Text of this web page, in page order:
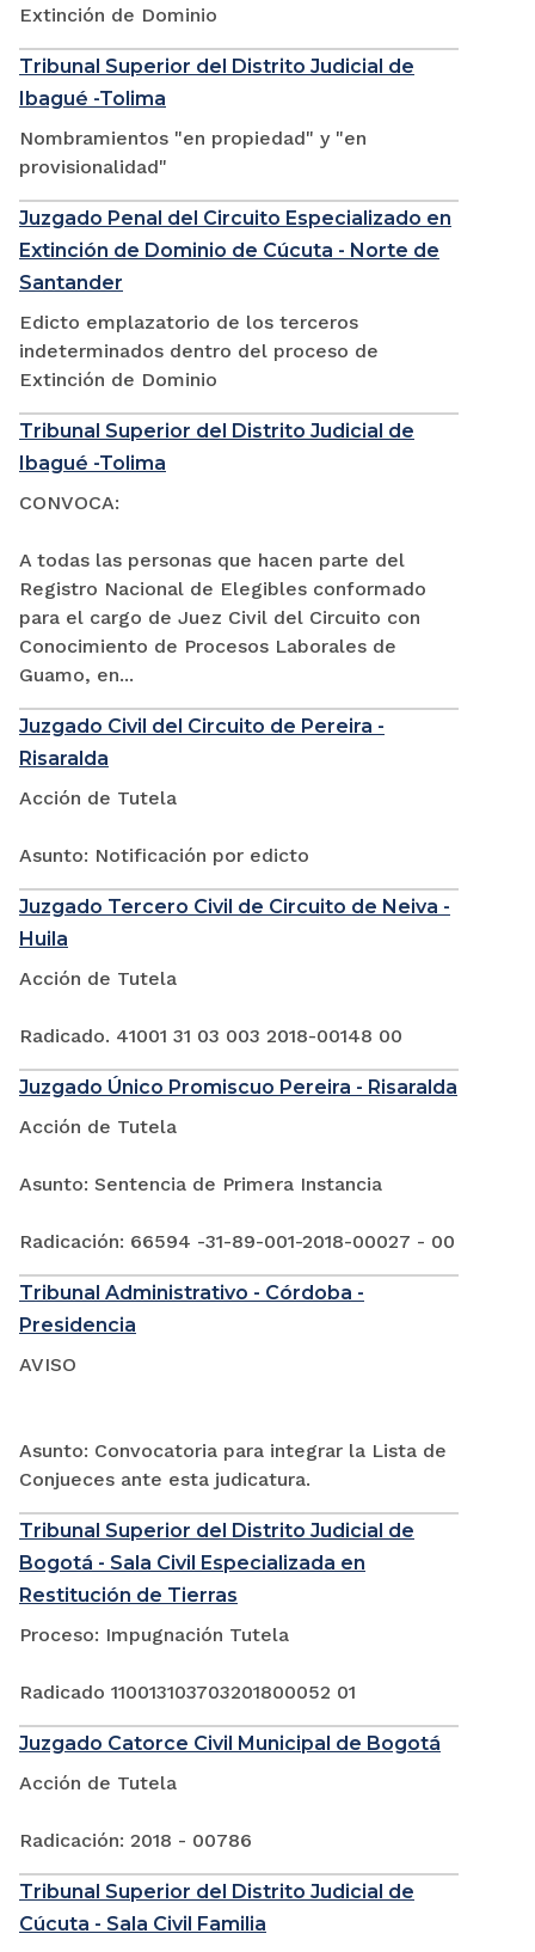
Extinción de Dominio
Tribunal Superior del Distrito Judicial de
Ibagué -Tolima
Nombramientos "en propiedad" y "en
provisionalidad"
Juzgado Penal del Circuito Especializado en
Extinción de Dominio de Cúcuta - Norte de
Santander
Edicto emplazatorio de los terceros
indeterminados dentro del proceso de
Extinción de Dominio
Tribunal Superior del Distrito Judicial de
Ibagué -Tolima
CONVOCA:
A todas las personas que hacen parte del
Registro Nacional de Elegibles conformado
para el cargo de Juez Civil del Circuito con
Conocimiento de Procesos Laborales de
Guamo, en...
Juzgado Civil del Circuito de Pereira -
Risaralda
Acción de Tutela
Asunto: Notificación por edicto
Juzgado Tercero Civil de Circuito de Neiva -
Huila
Acción de Tutela
Radicado. 41001 31 03 003 2018-00148 00
Juzgado Único Promiscuo Pereira - Risaralda
Acción de Tutela
Asunto: Sentencia de Primera Instancia
Radicación: 66594 -31-89-001-2018-00027 - 00
Tribunal Administrativo - Córdoba -
Presidencia
AVISO
Asunto: Convocatoria para integrar la Lista de
Conjueces ante esta judicatura.
Tribunal Superior del Distrito Judicial de
Bogotá - Sala Civil Especializada en
Restitución de Tierras
Proceso: Impugnación Tutela
Radicado 110013103703201800052 01
Juzgado Catorce Civil Municipal de Bogotá
Acción de Tutela
Radicación: 2018 - 00786
Tribunal Superior del Distrito Judicial de
Cúcuta - Sala Civil Familia